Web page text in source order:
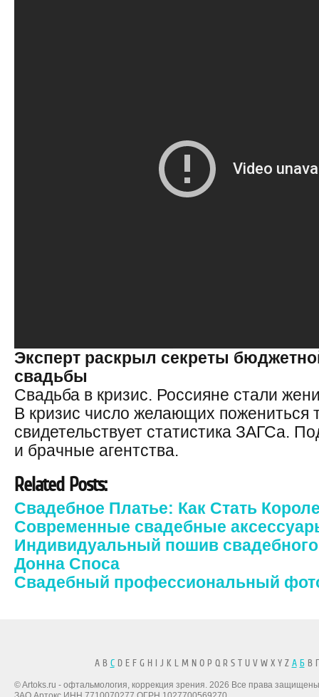
Эксперт раскрыл секреты
свадьбы
Свадьба в кризис. Россияне стали
В кризис число желающих пожениться
свидетельствует статистика ЗАГСа.
и брачные агентства.
Related Posts:
Свадебное Платье: Как Стать
Современные свадебные
Индивидуальный пошив свадебного
Донна Споса
Свадебный профессиональный
A B CD E F G H I J K L M N O P Q R S T U V W X Y Z А БВ
© Artoks.ru - офтальмология, коррекция зрения. 2026 Все права